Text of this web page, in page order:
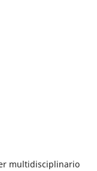
multidisciplinario